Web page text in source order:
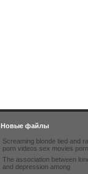
Новые файлы
Screaming blonde tied and
porn videos sex movies porn
The association between
and depression among